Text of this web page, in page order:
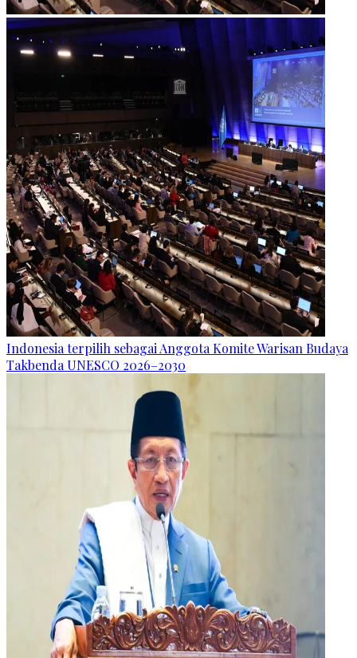
Indonesia terpilih sebagai Anggota Komite Warisan Budaya
Takbenda UNESCO 2026–2030